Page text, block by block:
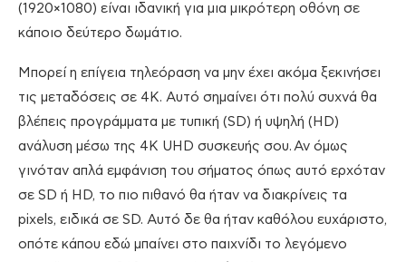
(1920×1080) είναι ιδανική για μια μικρότερη οθόνη σε
κάποιο δεύτερο δωμάτιο.
Μπορεί η επίγεια τηλεόραση να μην έχει ακόμα ξεκινήσει
τις μεταδόσεις σε 4K. Αυτό σημαίνει ότι πολύ συχνά θα
βλέπεις προγράμματα με τυπική (SD) ή υψηλή (HD)
ανάλυση μέσω της 4K UHD συσκευής σου. Αν όμως
γινόταν απλά εμφάνιση του σήματος όπως αυτό ερχόταν
σε SD ή HD, το πιο πιθανό θα ήταν να διακρίνεις τα
pixels, ειδικά σε SD. Αυτό δε θα ήταν καθόλου ευχάριστο,
οπότε κάπου εδώ μπαίνει στο παιχνίδι το λεγόμενο